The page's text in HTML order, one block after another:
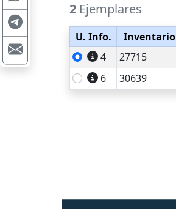
2 Ejemplares
U. Info. Inventario
4
27715
6
30639